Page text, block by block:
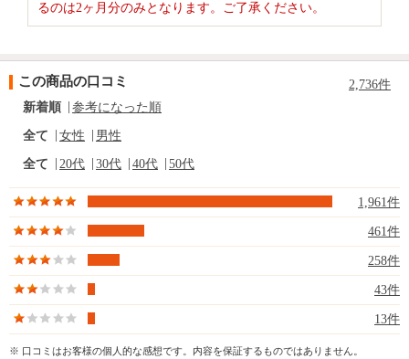
るのは2ヶ月分のみとなります。ご了承ください。
この商品の口コミ
2,736件
新着順
参考になった順
全て 女性 男性
全て 20代 30代 40代 50代
1,961件
461件
258件
43件
13件
※ 口コミはお客様の個人的な感想です。内容を保証するものではありません。